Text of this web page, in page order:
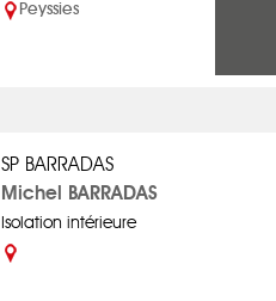
Peyssies
SP BARRADAS
Michel BARRADAS
Isolation intérieure